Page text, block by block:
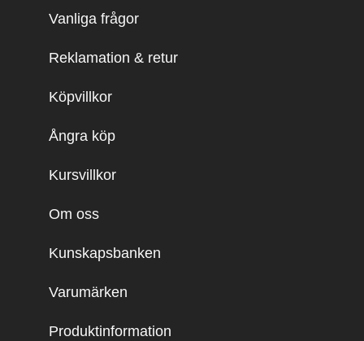
Vanliga frågor
Reklamation & retur
Köpvillkor
Ångra köp
Kursvillkor
Om oss
Kunskapsbanken
Varumärken
Produktinformation